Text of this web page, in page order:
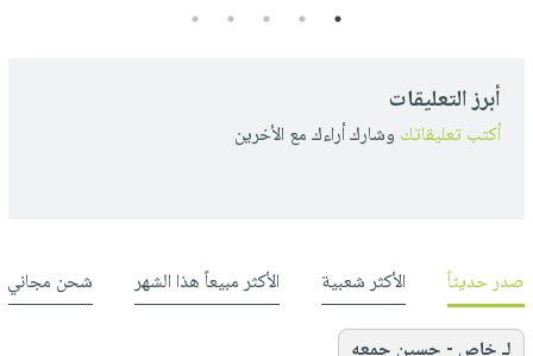
1
2
3
4
5
أبرز التعليقات
أكتب تعليقاتك وشارك أراءك مع الأخرين
صدر حديثاً الأكثر شعبية الأكثر مبيعاً هذا الشهر شحن مجاني